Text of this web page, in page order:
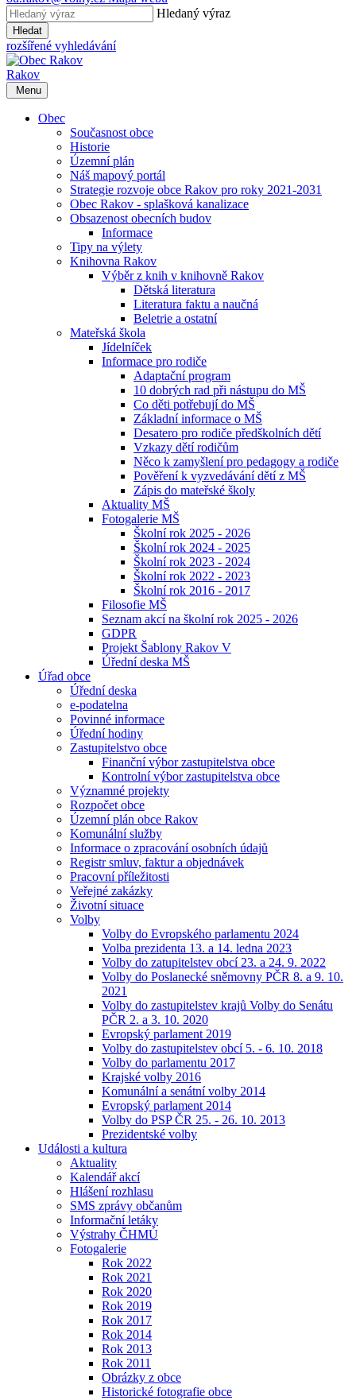
Hledaný výraz
Hledat
rozšířené vyhledávání
Rakov
Menu
Obec
Současnost obce
Historie
Územní plán
Náš mapový portál
Strategie rozvoje obce Rakov pro roky 2021-2031
Obec Rakov - splašková kanalizace
Obsazenost obecních budov
Informace
Tipy na výlety
Knihovna Rakov
Výběr z knih v knihovně Rakov
Dětská literatura
Literatura faktu a naučná
Beletrie a ostatní
Mateřská škola
Jídelníček
Informace pro rodiče
Adaptační program
10 dobrých rad při nástupu do MŠ
Co děti potřebují do MŠ
Základní informace o MŠ
Desatero pro rodiče předškolních dětí
Vzkazy dětí rodičům
Něco k zamyšlení pro pedagogy a rodiče
Pověření k vyzvedávání dětí z MŠ
Zápis do mateřské školy
Aktuality MŠ
Fotogalerie MŠ
Školní rok 2025 - 2026
Školní rok 2024 - 2025
Školní rok 2023 - 2024
Školní rok 2022 - 2023
Školní rok 2016 - 2017
Filosofie MŠ
Seznam akcí na školní rok 2025 - 2026
GDPR
Projekt Šablony Rakov V
Úřední deska MŠ
Úřad obce
Úřední deska
e-podatelna
Povinné informace
Úřední hodiny
Zastupitelstvo obce
Finanční výbor zastupitelstva obce
Kontrolní výbor zastupitelstva obce
Významné projekty
Rozpočet obce
Územní plán obce Rakov
Komunální služby
Informace o zpracování osobních údajů
Registr smluv, faktur a objednávek
Pracovní příležitosti
Veřejné zakázky
Životní situace
Volby
Volby do Evropského parlamentu 2024
Volba prezidenta 13. a 14. ledna 2023
Volby do zatupitelstev obcí 23. a 24. 9. 2022
Volby do Poslanecké sněmovny PČR 8. a 9. 10.
2021
Volby do zastupitelstev krajů Volby do Senátu
PČR 2. a 3. 10. 2020
Evropský parlament 2019
Volby do zastupitelstev obcí 5. - 6. 10. 2018
Volby do parlamentu 2017
Krajské volby 2016
Komunální a senátní volby 2014
Evropský parlament 2014
Volby do PSP ČR 25. - 26. 10. 2013
Prezidentské volby
Události a kultura
Aktuality
Kalendář akcí
Hlášení rozhlasu
SMS zprávy občanům
Informační letáky
Výstrahy ČHMÚ
Fotogalerie
Rok 2022
Rok 2021
Rok 2020
Rok 2019
Rok 2017
Rok 2014
Rok 2013
Rok 2011
Obrázky z obce
Historické fotografie obce